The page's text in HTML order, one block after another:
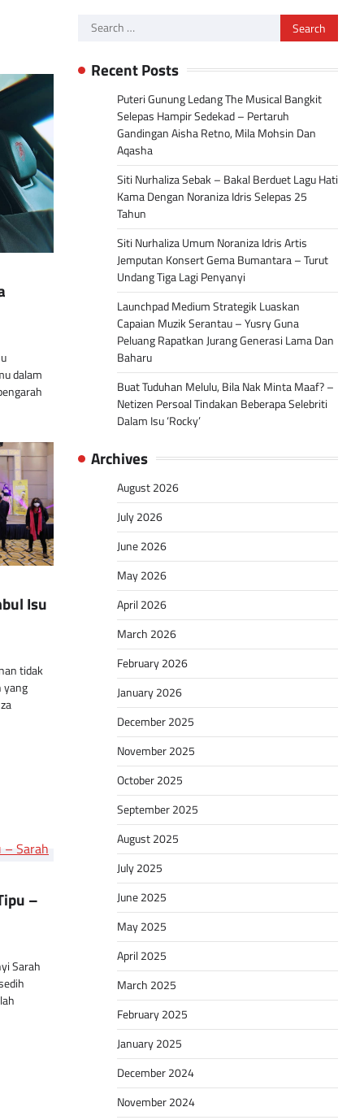
dalam
Isu
tidak
yang
–
Sarah
Search
Recent Posts
Puteri Gunung Ledang The Musical Bangkit
Selepas Hampir Sedekad – Pertaruh
Gandingan Aisha Retno, Mila Mohsin Dan
Aqasha
Siti Nurhaliza Sebak – Bakal Berduet Lagu Hati
Kama Dengan Noraniza Idris Selepas 25
Tahun
Siti Nurhaliza Umum Noraniza Idris Artis
Jemputan Konsert Gema Bumantara – Turut
Undang Tiga Lagi Penyanyi
Launchpad Medium Strategik Luaskan
Capaian Muzik Serantau – Yusry Guna
Peluang Rapatkan Jurang Generasi Lama Dan
Baharu
Buat Tuduhan Melulu, Bila Nak Minta Maaf? –
Netizen Persoal Tindakan Beberapa Selebriti
Dalam Isu ‘Rocky’
Archives
August 2026
July 2026
June 2026
May 2026
April 2026
March 2026
February 2026
January 2026
December 2025
November 2025
October 2025
September 2025
August 2025
July 2025
June 2025
May 2025
April 2025
March 2025
February 2025
January 2025
December 2024
November 2024